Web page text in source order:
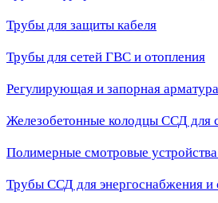
Трубы для защиты кабеля
Трубы для сетей ГВС и отопления
Регулирующая и запорная арматура
Железобетонные колодцы ССД для
Полимерные смотровые
Трубы ССД для энергоснабжения и